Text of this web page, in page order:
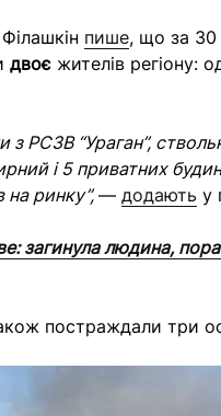
пише, що за 30
двоє жителів регіону:
РСЗВ “Ураган”,
і 5 приватних
на ринку”,— додають у
загинула людина,
постраждали три